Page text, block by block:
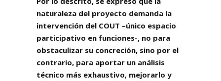
naturaleza del proyecto demanda la
intervención del COUT –único espacio
participativo en funciones-, no para
obstaculizar su concreción, sino por el
contrario, para aportar un análisis
técnico más exhaustivo, mejorarlo y